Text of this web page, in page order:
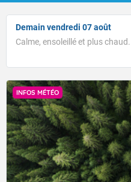
Demain vendredi 07 août
Calme, ensoleillé et plus chaud.
INFOS MÉTÉO